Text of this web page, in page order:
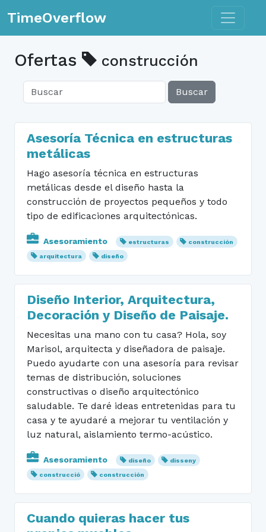
TimeOverflow Toggle
Ofertas construcción
Buscar
Asesoría Técnica en estructuras
metálicas
Hago asesoría técnica en estructuras
metálicas desde el diseño hasta la
construcción de proyectos pequeños y todo
tipo de edificaciones arquitectónicas.
Asesoramiento estructuras
construcción
arquitectura
diseño
Diseño Interior, Arquitectura,
Decoración y Diseño de Paisaje.
Necesitas una mano con tu casa? Hola, soy
Marisol, arquitecta y diseñadora de paisaje.
Puedo ayudarte con una asesoría para revisar
temas de distribución, soluciones
constructivas o diseño arquitectónico
saludable. Te daré ideas entretenidas para tu
casa y te ayudaré a mejorar tu ventilación y
luz natural, aislamiento termo-acústico.
Asesoramiento diseño
disseny
construcció
construcción
Cuando quieras hacer tus